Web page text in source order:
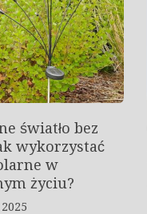
światło bez
wykorzystać
w
życiu?